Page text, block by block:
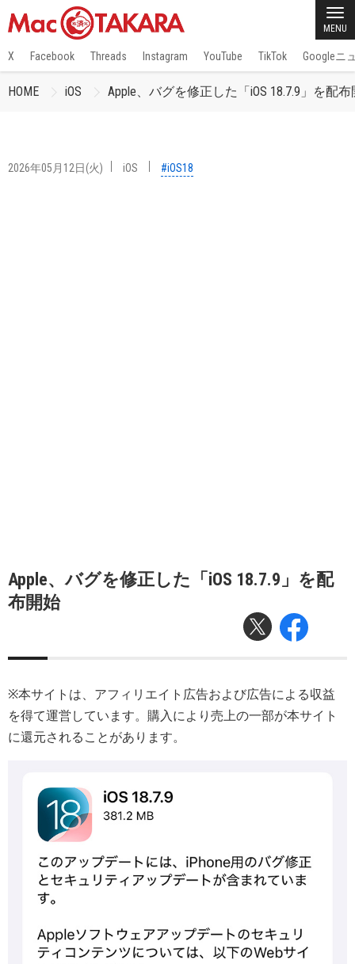
MENU
X Facebook Threads Instagram YouTube TikTok Googleニ
HOME iOS Apple、バグを修正した「iOS 18.7.9」を配
2026年05月12日(火) iOS #iOS18
Apple、バグを修正した「iOS 18.7.9」を配
布開始
※本サイトは、アフィリエイト広告および広告による収益
を得て運営しています。購入により売上の一部が本サイト
に還元されることがあります。